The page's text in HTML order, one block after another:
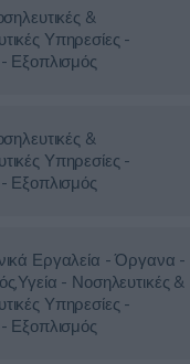
&
Υπηρεσίες -
Εξοπλισμός
&
Υπηρεσίες -
Εξοπλισμός
Εργαλεία - Όργανα -
- Νοσηλευτικές &
Υπηρεσίες -
Εξοπλισμός